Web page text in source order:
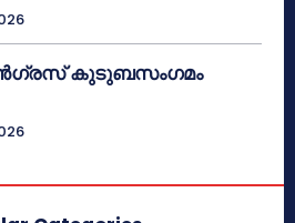
കുടുബസംഗമം